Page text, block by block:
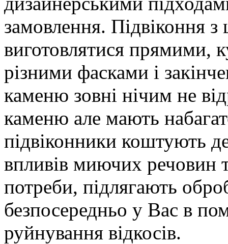
замовлення. Підвіконня
виготовлятися прямими,
різними фасками і
каменю зовні нічим не
каменю але мають
підвіконники коштують
впливів миючих речовин
потреби, підлягають
безпосередньо у Вас в
руйнування відкосів.